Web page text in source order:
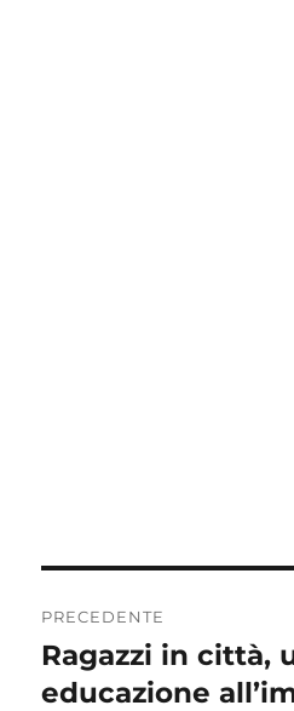
articoli
PRECEDENTE
Articolo
precedente:
Ragazzi in città,
educazione